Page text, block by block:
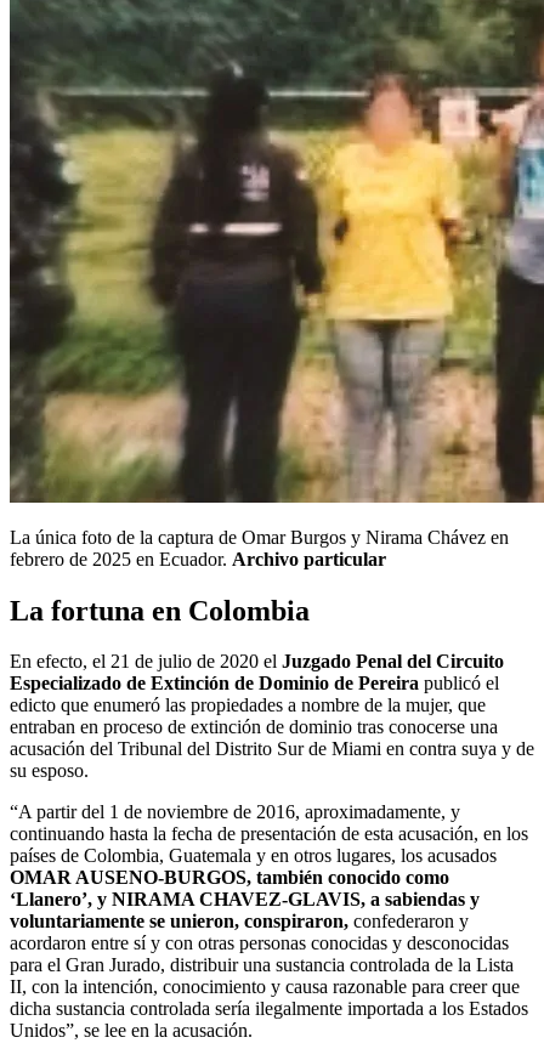
La única foto de la captura de Omar Burgos y Nirama Chávez en
febrero de 2025 en Ecuador. Archivo particular
La fortuna en Colombia
En efecto, el 21 de julio de 2020 el Juzgado Penal del Circuito
Especializado de Extinción de Dominio de Pereira publicó el
edicto que enumeró las propiedades a nombre de la mujer, que
entraban en proceso de extinción de dominio tras conocerse una
acusación del Tribunal del Distrito Sur de Miami en contra suya y de
su esposo.
“A partir del 1 de noviembre de 2016, aproximadamente, y
continuando hasta la fecha de presentación de esta acusación, en los
países de Colombia, Guatemala y en otros lugares, los acusados
OMAR AUSENO-BURGOS, también conocido como
‘Llanero’, y NIRAMA CHAVEZ-GLAVIS, a sabiendas y
voluntariamente se unieron, conspiraron, confederaron y
acordaron entre sí y con otras personas conocidas y desconocidas
para el Gran Jurado, distribuir una sustancia controlada de la Lista
II, con la intención, conocimiento y causa razonable para creer que
dicha sustancia controlada sería ilegalmente importada a los Estados
Unidos”, se lee en la acusación.